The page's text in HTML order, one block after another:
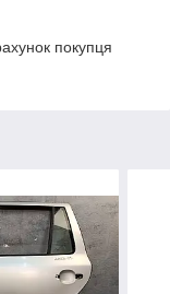
покупця